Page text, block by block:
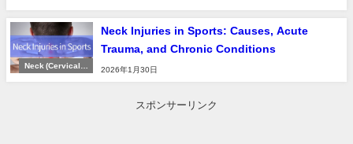
Neck (Cervical S
Neck Injuries in Sports: Causes, Acute
Trauma, and Chronic Conditions
2026年1月30日
スポンサーリンク